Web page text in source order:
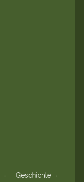
Geschichte